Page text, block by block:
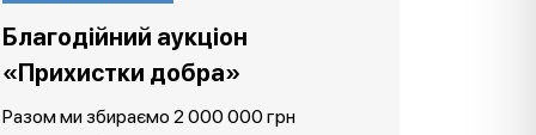
Благодійний аукціон
«Прихистки добра»
Разом ми збираємо 2 000 000 грн